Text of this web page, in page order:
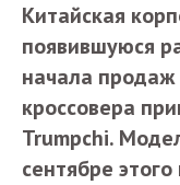
Китайская
появившуюся
начала
кроссовера
Trumpchi.
сентябре этого